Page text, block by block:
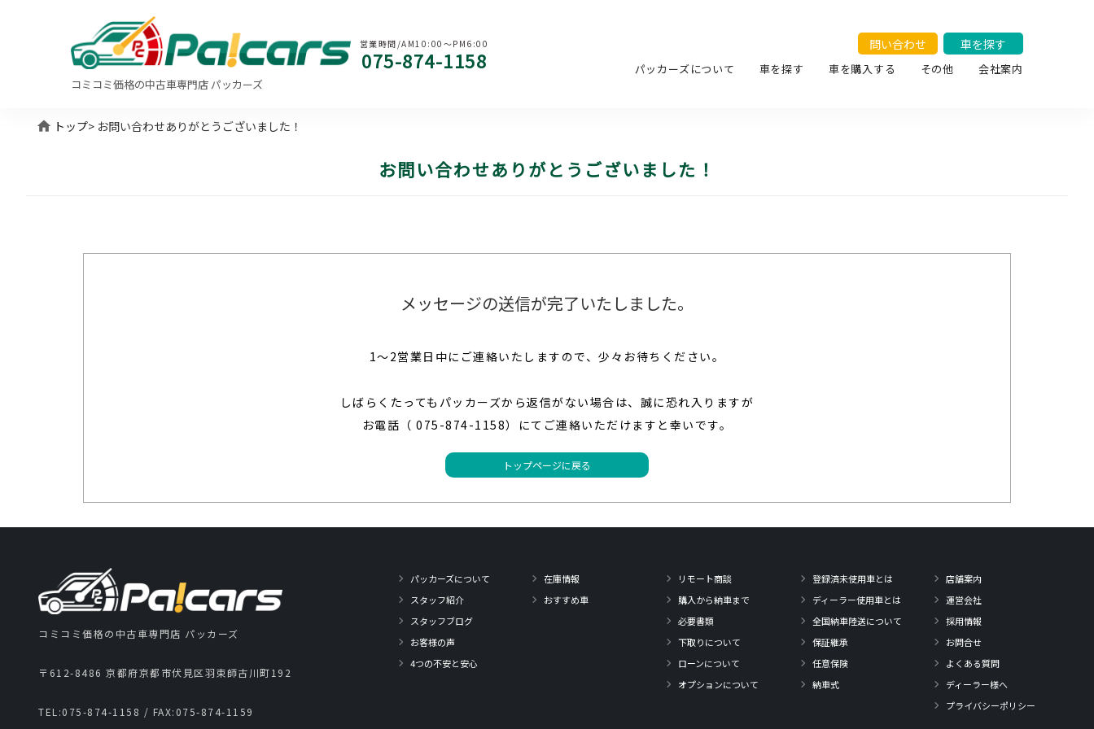
営業時間/AM10:00〜PM6:00
075-874-1158
コミコミ価格の中古車専門店 パッカーズ
問い合わせ 車を探す
パッカーズについて 車を探す 車を購入する その他 会社案内
home トップ> お問い合わせありがとうございました！
お問い合わせありがとうございました！
メッセージの送信が完了いたしました。
1〜2営業日中にご連絡いたしますので、少々お待ちください。
しばらくたってもパッカーズから返信がない場合は、 誠に恐れ入りますが
お電話（ 075-874-1158）にてご連絡いただけますと幸いです。
トップページに戻る
コミコミ価格の中古車専門店 パッカーズ
〒612-8486 京都府京都市伏見区羽束師古川町192
TEL:075-874-1158 / FAX: 075-874-1159
パッカーズについて
スタッフ紹介
スタッフブログ
お客様の声
4つの不安と安心
在庫情報
おすすめ車
リモート商談
購入から納車まで
必要書類
下取りについて
ローンについて
オプションについて
登録済未使用車とは
ディーラー使用車とは
全国納車陸送について
保証継承
任意保険
納車式
店舗案内
運営会社
採用情報
お問合せ
よくある質問
ディーラー様へ
プライバシーポリシー